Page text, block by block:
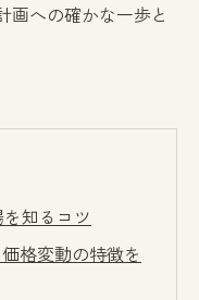
画への確かな一歩と
知るコツ
格変動の特徴を